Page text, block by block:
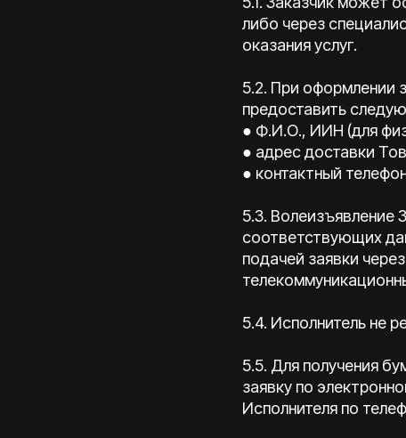
либо через
оказания услуг.
5.2. При оформлении
предоставить
● Ф.И.О., ИИН (для
● адрес доставки
● контактный
5.3. Волеизъявление
соответствующих
подачей заявки
5.4. Исполнитель не
5.5. Для получения
заявку по
Исполнителя по